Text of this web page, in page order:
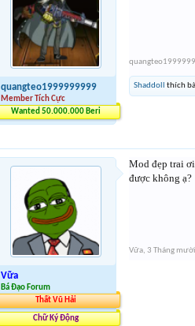
quangteo1999999999
Member Tích Cực
Wanted 50.000.000 Beri
Shaddoll thích
Vữa
Bá Đạo Forum
Thất Vũ Hải
Chữ Ký Động
Mod đẹp trai
được không ạ?
Vữa, 3 Tháng